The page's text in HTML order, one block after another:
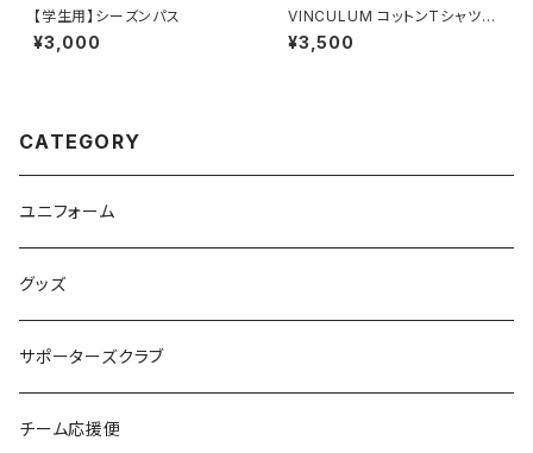
【学生用】シーズンパス
¥3,000
VINCULUM コットンTシャツ
(ブラック×グレー)
¥3,500
CATEGORY
ユニフォーム
グッズ
サポーターズクラブ
チーム応援便